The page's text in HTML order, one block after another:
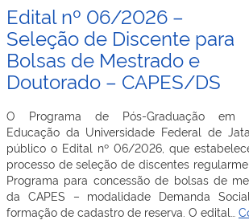
Doutorado
–
Cotas
institucionais
Edital nº 06/2026 –
Seleção de Discente para
Bolsas de Mestrado e
Doutorado – CAPES/DS
O Programa de Pós-Graduação em
Educação da Universidade Federal de
público o Edital nº 06/2026, que
processo de seleção de discentes
Programa para concessão de bolsas de
da CAPES – modalidade Demanda
formação de cadastro de reserva. O edital…